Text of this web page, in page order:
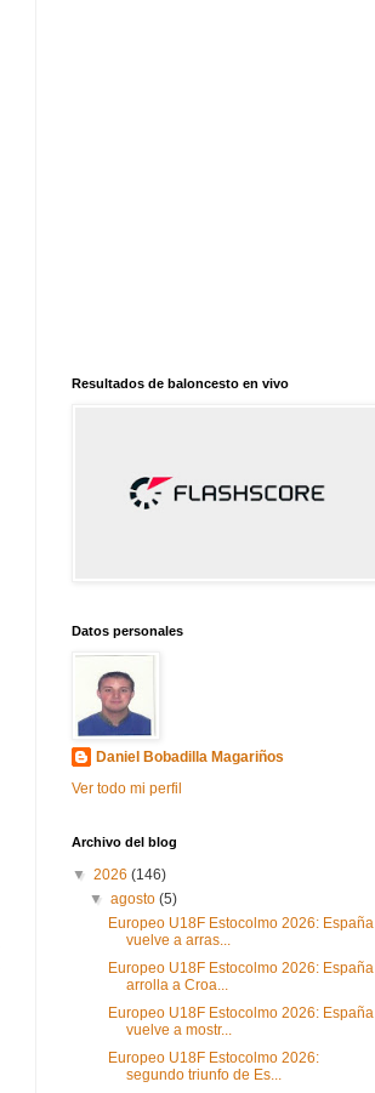
Resultados de baloncesto en vivo
Datos personales
Daniel Bobadilla Magariños
Ver todo mi perfil
Archivo del blog
▼ 2026 (146)
▼agosto(5)
Europeo U18F Estocolmo 2026: España
vuelve a arras...
Europeo U18F Estocolmo 2026: España
arrolla a Croa...
Europeo U18F Estocolmo 2026: España
vuelve a mostr...
Europeo U18F Estocolmo 2026:
segundo triunfo de Es...